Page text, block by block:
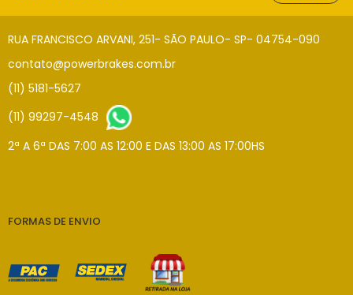
RUA FRANCISCO ARVANI, 251- SÃO PAULO- SP- 04754-090
contato@powerbrakes.com.br
(11) 5181-5627
(11) 99297-4548
2ª A 6ª DAS 7:00 AS 12:00 E DAS 13:00 AS 17:00HS
FORMAS DE ENVIO